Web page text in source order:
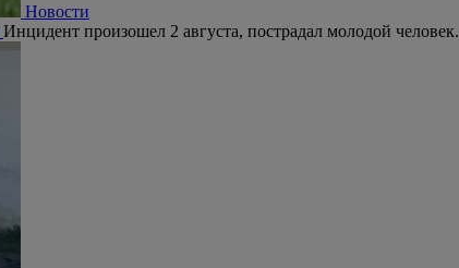
Новости
Инцидент произошел 2 августа, пострадал молодой человек.